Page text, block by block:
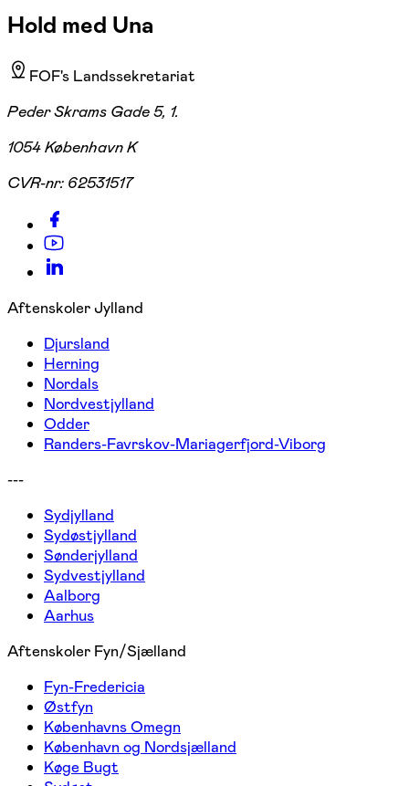
Hold med Una
FOF's Landssekretariat
Peder Skrams Gade 5, 1.
1054 København K
CVR-nr: 62531517
Aftenskoler Jylland
Djursland
Herning
Nordals
Nordvestjylland
Odder
Randers-Favrskov-Mariagerfjord-Viborg
---
Sydjylland
Sydøstjylland
Sønderjylland
Sydvestjylland
Aalborg
Aarhus
Aftenskoler Fyn/Sjælland
Fyn-Fredericia
Østfyn
Københavns Omegn
København og Nordsjælland
Køge Bugt